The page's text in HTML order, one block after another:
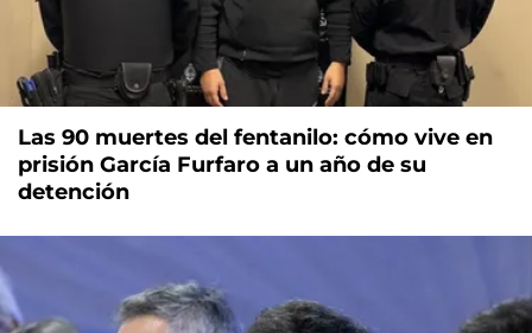
Las 90 muertes del fentanilo: cómo vive en
prisión García Furfaro a un año de su
detención